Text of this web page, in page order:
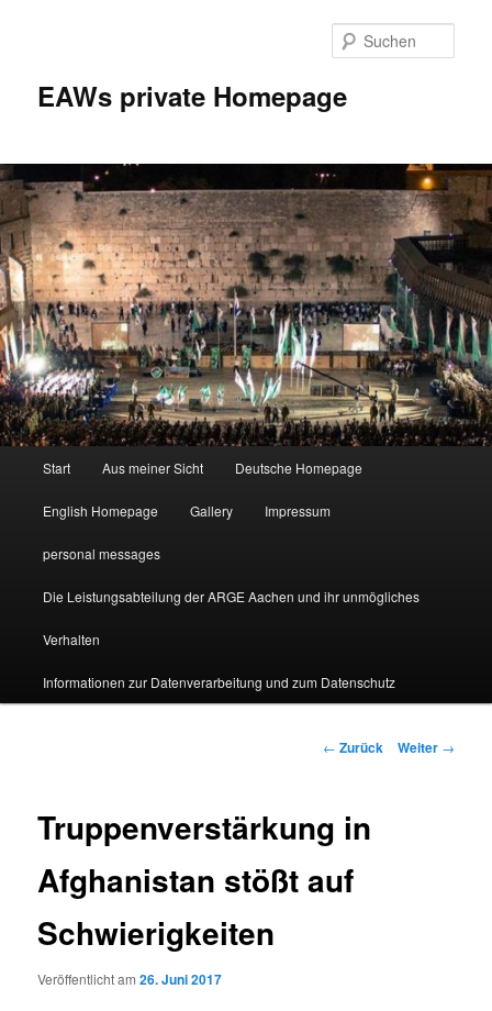
EAWs private Homepage
Start Aus meiner Sicht Deutsche Homepage
English Homepage Gallery Impressum
personal messages
Die Leistungsabteilung der ARGE Aachen und ihr unmögliches
Verhalten
Informationen zur Datenverarbeitung und zum Datenschutz
Beitragsnavigation
← Zurück Weiter →
Truppenverstärkung in
Afghanistan stößt auf
Schwierigkeiten
Veröffentlicht am26. Juni 2017